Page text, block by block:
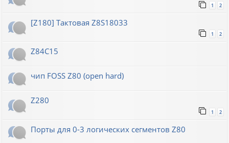
1 2
[Z180] Тактовая Z8S18033
1 2
Z84C15
чип FOSS Z80 (open hard)
Z280
1 2
Порты для 0-3 логических сегментов Z80